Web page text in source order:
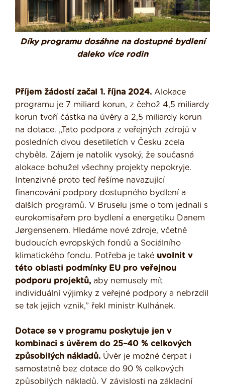
Díky programu dosáhne na dostupné bydlení
daleko více rodin
Příjem žádostí začal 1. října 2024. Alokace
programu je 7 miliard korun, z čehož 4,5 miliardy
korun tvoří částka na úvěry a 2,5 miliardy korun
na dotace. „Tato podpora z veřejných zdrojů v
posledních dvou desetiletích v Česku zcela
chyběla. Zájem je natolik vysoký, že současná
alokace bohužel všechny projekty nepokryje.
Intenzivně proto teď řešíme navazující
financování podpory dostupného bydlení a
dalších programů. V Bruselu jsme o tom jednali s
eurokomisařem pro bydlení a energetiku Danem
Jørgensenem. Hledáme nové zdroje, včetně
budoucích evropských fondů a Sociálního
klimatického fondu. Potřeba je také uvolnit v
této oblasti podmínky EU pro veřejnou
podporu projektů, aby nemusely mít
individuální výjimky z veřejné podpory a nebrzdil
se tak jejich vznik,” řekl ministr Kulhánek.
Dotace se v programu poskytuje jen v
kombinaci s úvěrem do 25–40 % celkových
způsobilých nákladů. Úvěr je možné čerpat i
samostatně bez dotace do 90 % celkových
způsobilých nákladů. V závislosti na základní